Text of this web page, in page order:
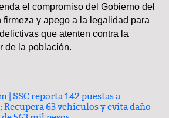
el compromiso del Gobierno del
firmeza y apego a la legalidad para
que atenten contra la
de la población.
| SSC reporta 142 puestas a
63 vehículos y evita daño